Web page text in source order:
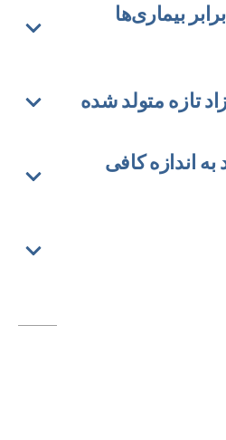
بیماری‌ها
تازه متولد شده
اندازه کافی